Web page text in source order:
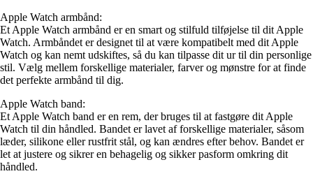
Apple Watch armbånd:
Et Apple Watch armbånd er en smart og stilfuld tilføjelse til dit Apple
Watch. Armbåndet er designet til at være kompatibelt med dit Apple
Watch og kan nemt udskiftes, så du kan tilpasse dit ur til din personlige
stil. Vælg mellem forskellige materialer, farver og mønstre for at finde
det perfekte armbånd til dig.
Apple Watch band:
Et Apple Watch band er en rem, der bruges til at fastgøre dit Apple
Watch til din håndled. Bandet er lavet af forskellige materialer, såsom
læder, silikone eller rustfrit stål, og kan ændres efter behov. Bandet er
let at justere og sikrer en behagelig og sikker pasform omkring dit
håndled.